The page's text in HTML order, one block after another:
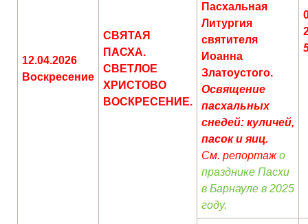
12.04.2026
Воскресение
СВЯТАЯ
ПАСХА.
СВЕТЛОЕ
ХРИСТОВО
ВОСКРЕСЕНИЕ.
Пасхальная
Литургия
святителя
Иоанна
Златоустого.
Освящение
пасхальных
снедей: куличей,
пасок и яиц.
См. репортажо
празднике Пасхи
в Барнауле в 2025
году.